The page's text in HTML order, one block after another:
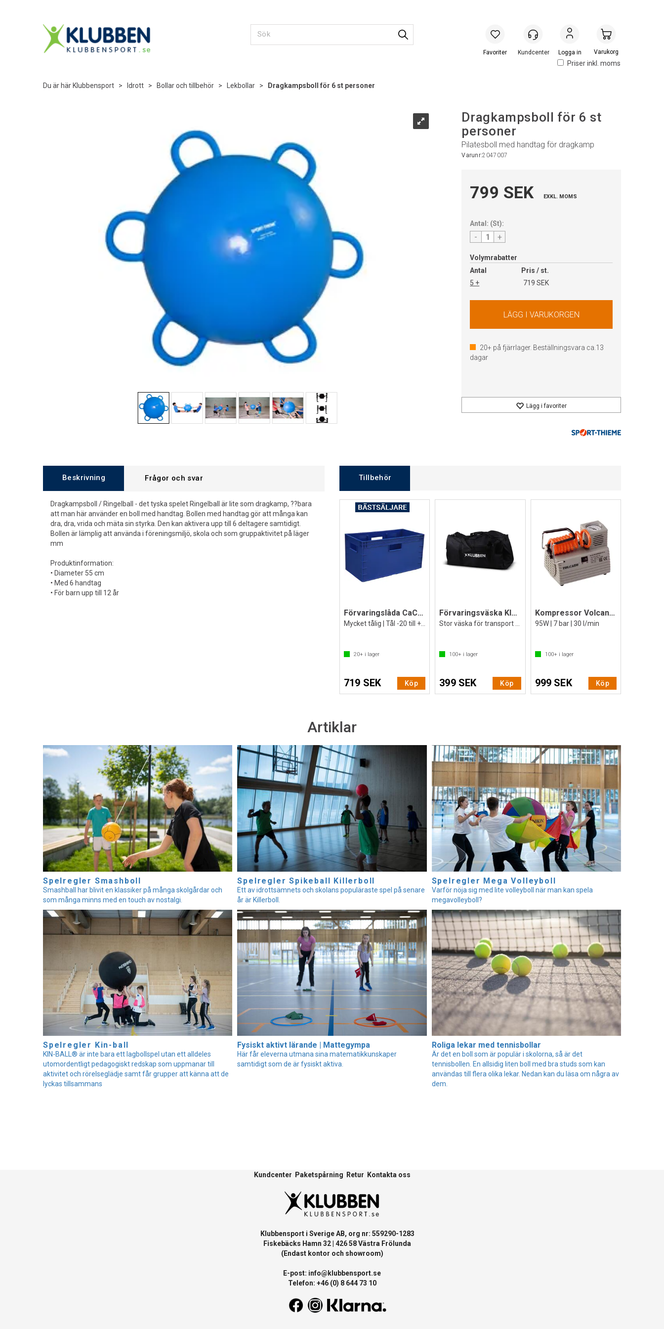
Priser inkl. moms
Logga in Handlevogn
Du är här Klubbensport > Idrott > Bollar och tillbehör > Lekbollar > Dragkampsboll för 6 st personer
Dragkampsboll för 6 st
personer
Pilatesboll med handtag för dragkamp
Varunr:2047007
799 SEK EXKL. MOMS
Antal: (St):
- +
Volymrabatter
Antal
Pris / st.
5 +
719 SEK
20+ på fjärrlager. Beställningsvara ca. 13
dagar
Lägg i favoriter
Beskrivning Frågor och svar
Dragkampsboll / Ringelball - det tyska spelet Ringelball är lite som dragkamp, ??bara
att man här använder en boll med handtag. Bollen med handtag gör att många kan
dra, dra, vrida och mäta sin styrka. Den kan aktivera upp till 6 deltagere samtidigt.
Bollen är lämplig att använda i föreningsmiljö, skola och som gruppaktivitet på läger
mm
Produktinformation:
• Diameter 55 cm
• Med 6 handtag
• För barn upp till 12 år
Tillbehör
Förvaringslåda CaCCer
20+ i lager
719 SEK Köp
Förvaringsväska Klubben 128L
100+ i lager
399 SEK Köp
Kompressor Volcano FTC 110
95W | 7 bar | 30 l/min
100+i lager
999 SEK Köp
Artiklar
Spelregler Smashboll
Smashball har blivit en klassiker på många skolgårdar och
som många minns med en touch av nostalgi.
Spelregler Spikeball Killerboll
Ett av idrottsämnets och skolans populäraste spel på senare
år är Killerboll.
Spelregler Mega Volleyboll
Varför nöja sig med lite volleyboll när man kan spela
megavolleyboll?
Spelregler Kin-ball
KIN-BALL® är inte bara ett lagbollspel utan ett alldeles
utomordentligt pedagogiskt redskap som uppmanar till
aktivitet och rörelseglädje samt får grupper att känna att de
lyckas tillsammans
Fysiskt aktivt lärande | Mattegympa
Här får eleverna utmana sina matematikkunskaper
samtidigt som de är fysiskt aktiva.
Roliga lekar med tennisbollar
Är det en boll som är populär i skolorna, så är det
tennisbollen. En allsidig liten boll med bra studs som kan
användas till flera olika lekar. Nedan kan du läsa om några av
dem.
Kundcenter Paketspårning Retur Kontakta oss
Klubbensport i Sverige AB, org nr: 559290-1283
Fiskebäcks Hamn 32 | 426 58 Västra Frölunda
(Endast kontor och showroom)
E-post: info@klubbensport.se
Telefon: +46 (0) 8 644 73 10